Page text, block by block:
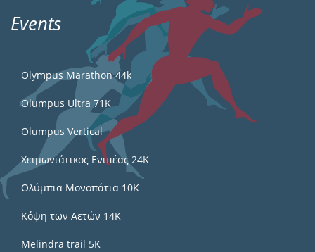
Events
Olympus Marathon 44k
Olumpus Ultra 71K
Olumpus Vertical
Χειμωνιάτικος Ενιπέας 24Κ
Ολύμπια Μονοπάτια 10Κ
Κόψη των Αετών 14Κ
Melindra trail 5Κ